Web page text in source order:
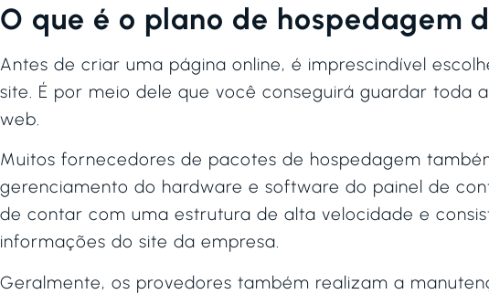
O que é o plano de hospedagem
Antes de criar uma página online, é imprescindível
site. É por meio dele que você conseguirá guardar toda
web.
Muitos fornecedores de pacotes de hospedagem
gerenciamento do hardware e software do painel de
de contar com uma estrutura de alta velocidade e
informações do site da empresa.
Geralmente, os provedores também realizam a